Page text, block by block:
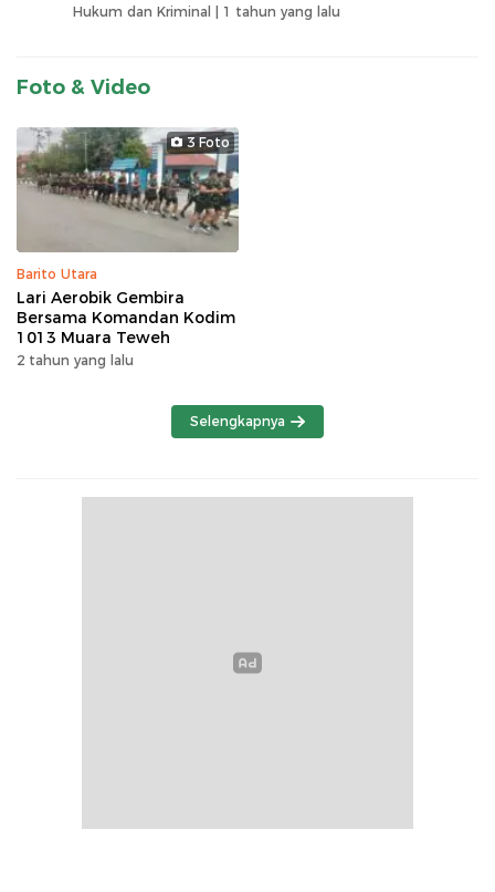
Hukum dan Kriminal | 1 tahun yang lalu
Foto & Video
3 Foto
Barito Utara
Lari Aerobik Gembira
Bersama Komandan Kodim
1013 Muara Teweh
2 tahun yang lalu
Selengkapnya